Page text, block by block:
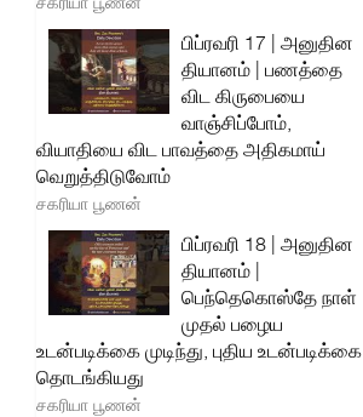
பிப்ரவரி 17 | அனுதின
தியானம் | பணத்தை
விட கிருபையை
வாஞ்சிப்போம்,
வியாதியை விட பாவத்தை அதிகமாய்
வெறுத்திடுவோம்
சகரியா பூணன்
பிப்ரவரி 18 | அனுதின
தியானம் |
பெந்தெகொஸ்தே நாள்
முதல் பழைய
உடன்படிக்கை முடிந்து, புதிய உடன்படிக்கை
தொடங்கியது
சகரியா பூணன்